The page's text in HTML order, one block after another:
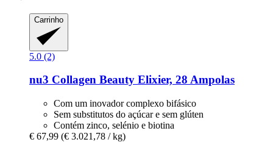
Carrinho
5.0 (2)
nu3 Collagen Beauty Elixier, 28 Ampolas
Com um inovador complexo bifásico
Sem substitutos do açúcar e sem glúten
Contém zinco, selénio e biotina
€ 67,99 (€ 3.021,78 / kg)